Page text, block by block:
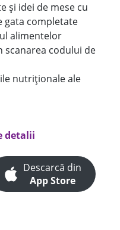
și idei de mese cu
completate
alimentelor
scanarea codului de
nutriționale ale
detalii
Descarcă din
App Store